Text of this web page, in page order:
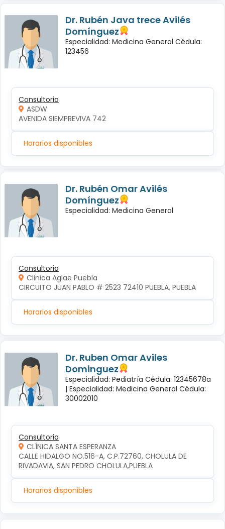
Dr. Rubén Java trece Avilés
Domínguez
Especialidad: Medicina General Cédula:
123456
Consultorio
ASDW
AVENIDA SIEMPREVIVA 742
Horarios disponibles
Dr. Rubén Omar Avilés
Domínguez
Especialidad: Medicina General
Consultorio
Clinica Aglae Puebla
CIRCUITO JUAN PABLO # 2523 72410 PUEBLA, PUEBLA
Horarios disponibles
Dr. Ruben Omar Aviles
Dominguez
Especialidad: Pediatría Cédula: 12345678a
| Especialidad: Medicina General Cédula:
30002010
Consultorio
CLÍNICA SANTA ESPERANZA
CALLE HIDALGO NO.516-A, C.P.72760, CHOLULA DE
RIVADAVIA, SAN PEDRO CHOLULA,PUEBLA
Horarios disponibles